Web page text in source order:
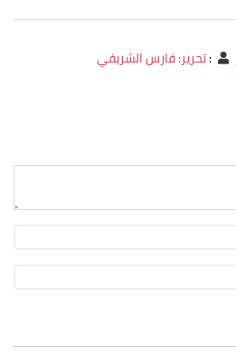
:تحرير: فارس الشريفي